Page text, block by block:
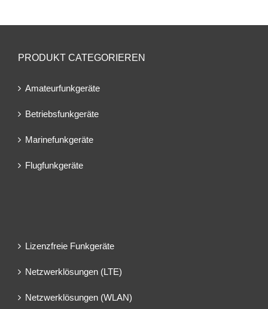
PRODUKT CATEGORIEREN
Amateurfunkgeräte
Betriebsfunkgeräte
Marinefunkgeräte
Flugfunkgeräte
Lizenzfreie Funkgeräte
Netzwerklösungen (LTE)
Netzwerklösungen (WLAN)